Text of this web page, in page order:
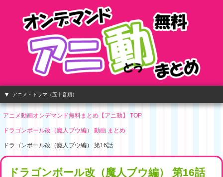
アニメ・ドラマ（五十音順）
アニメ動画オンデマンド無料まとめ【アニ動】 TOP
ドラゴンボール改（魔人ブウ編） 動画 まとめ
ドラゴンボール改（魔人ブウ編） 第16話
ドラゴンボール改（魔人ブウ編） 第16話